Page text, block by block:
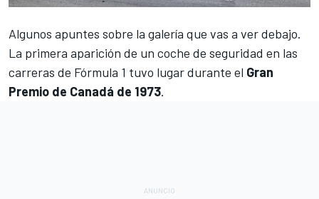
Algunos apuntes sobre la galería que vas a ver debajo.
La primera aparición de un coche de seguridad en las
carreras de Fórmula 1 tuvo lugar durante el Gran
Premio de Canadá de 1973.